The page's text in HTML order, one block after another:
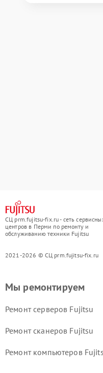
СЦ prm.fujitsu-fix.ru - сеть
центров в Перми по ремонту и
обслуживанию техники Fujitsu
2021-2026 © СЦ prm.fujitsu-fix.ru
Мы ремонтируем
Ремонт серверов Fujitsu
Ремонт сканеров Fujitsu
Ремонт компьютеров